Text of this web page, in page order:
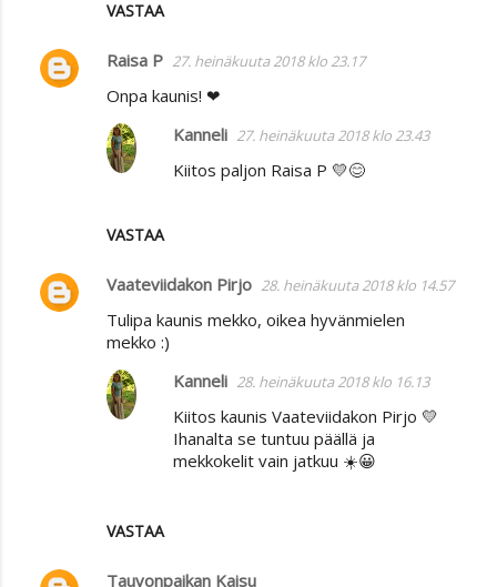
VASTAA
Raisa P 27. heinäkuuta 2018 klo 23.17
Onpa kaunis! ❤
VASTAA
Kanneli 27. heinäkuuta 2018 klo 23.43
Kiitos paljon Raisa P 💛😊
Vaateviidakon Pirjo 28. heinäkuuta 2018 klo 14.57
Tulipa kaunis mekko, oikea hyvänmielen
mekko :)
VASTAA
Kanneli 28. heinäkuuta 2018 klo 16.13
Kiitos kaunis Vaateviidakon Pirjo 💛
Ihanalta se tuntuu päällä ja
mekkokelit vain jatkuu ☀️😀
Tauvonpaikan Kaisu